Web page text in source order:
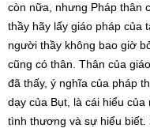
còn nữa, nhưng Pháp thân
thầy hãy lấy giáo pháp của
người thầy không bao giờ
cũng có thân. Thân của
đã thấy, ý nghĩa của pháp
dạy của Bụt, là cái hiểu
tình thương và sự hiểu biết.